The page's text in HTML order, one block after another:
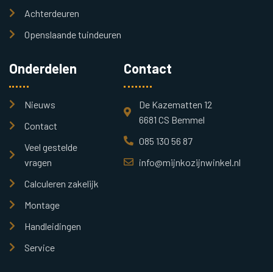
Achterdeuren
Openslaande tuindeuren
Onderdelen
Nieuws
Contact
Veel gestelde
vragen
Calculeren zakelijk
Montage
Handleidingen
Service
Contact
De Kazematten 12
6681 CS Bemmel
085 130 56 87
info@mijnkozijnwinkel.nl